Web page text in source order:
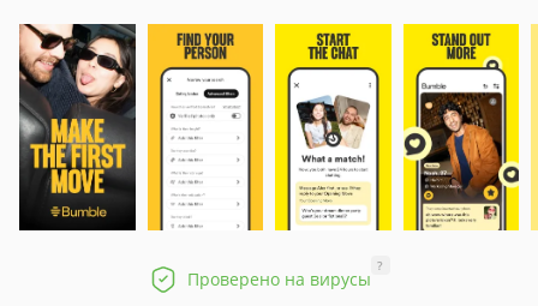
Проверено на вирусы
?